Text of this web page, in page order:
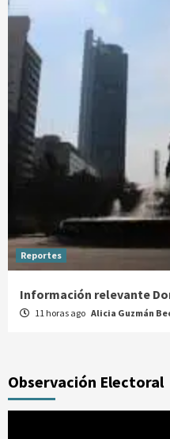
Reportes
Información relevante
11 horas ago Alicia Guzmán
Observación Electoral